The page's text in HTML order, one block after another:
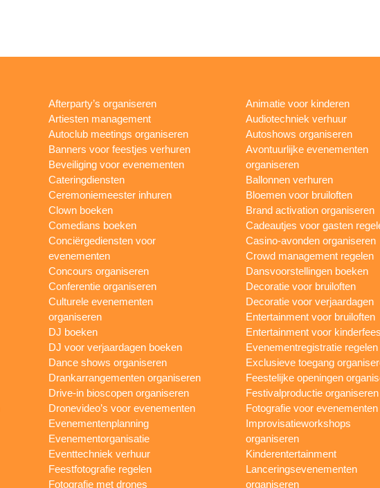
Afterparty’s organiseren
Artiesten management
Autoclub meetings organiseren
Banners voor feestjes verhuren
Beveiliging voor evenementen
Cateringdiensten
Ceremoniemeester inhuren
Clown boeken
Comedians boeken
Conciërgediensten voor
evenementen
Concours organiseren
Conferentie organiseren
Culturele evenementen
organiseren
DJ boeken
DJ voor verjaardagen boeken
Dance shows organiseren
Drankarrangementen organiseren
Drive-in bioscopen organiseren
Dronevideo’s voor evenementen
Evenementenplanning
Evenementorganisatie
Eventtechniek verhuur
Feestfotografie regelen
Fotografie met drones
Animatie voor kinderen
Audiotechniek verhuur
Autoshows organiseren
Avontuurlijke evenementen
organiseren
Ballonnen verhuren
Bloemen voor bruiloften
Brand activation organiseren
Cadeautjes voor gasten
Casino-avonden organiseren
Crowd management regelen
Dansvoorstellingen boeken
Decoratie voor bruiloften
Decoratie voor verjaardagen
Entertainment voor bruiloften
Entertainment voor
Evenementregistratie regelen
Exclusieve toegang
Feestelijke openingen
Festivalproductie organiseren
Fotografie voor evenementen
Improvisatieworkshops
organiseren
Kinderentertainment
Lanceringsevenementen
organiseren